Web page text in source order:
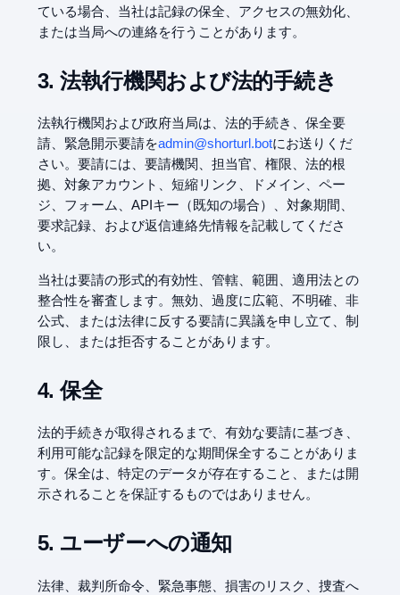
ている場合、当社は記録の保全、アクセスの無効化、
または当局への連絡を行うことがあります。
3. 法執行機関および法的手続き
法執行機関および政府当局は、法的手続き、保全要
請、緊急開示要請をadmin@shorturl.botにお送りくだ
さい。要請には、要請機関、担当官、権限、法的根
拠、対象アカウント、短縮リンク、ドメイン、ペー
ジ、フォーム、APIキー（既知の場合）、対象期間、
要求記録、および返信連絡先情報を記載してくださ
い。
当社は要請の形式的有効性、管轄、範囲、適用法との
整合性を審査します。無効、過度に広範、不明確、非
公式、または法律に反する要請に異議を申し立て、制
限し、または拒否することがあります。
4. 保全
法的手続きが取得されるまで、有効な要請に基づき、
利用可能な記録を限定的な期間保全することがありま
す。保全は、特定のデータが存在すること、または開
示されることを保証するものではありません。
5. ユーザーへの通知
法律、裁判所命令、緊急事態、損害のリスク、捜査へ